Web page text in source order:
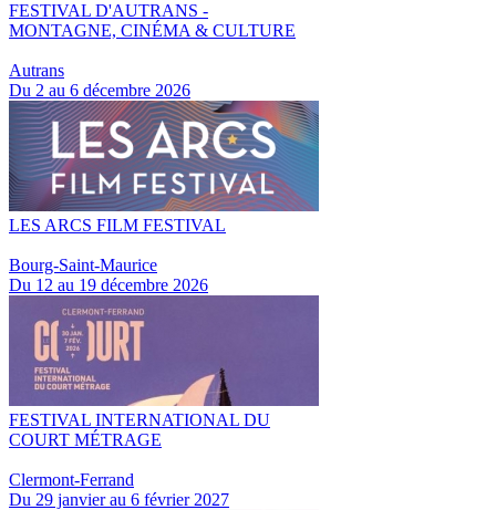
FESTIVAL D'AUTRANS -
MONTAGNE, CINÉMA & CULTURE
Autrans
Du 2 au 6 décembre 2026
LES ARCS FILM FESTIVAL
Bourg-Saint-Maurice
Du 12 au 19 décembre 2026
FESTIVAL INTERNATIONAL DU
COURT MÉTRAGE
Clermont-Ferrand
Du 29 janvier au 6 février 2027